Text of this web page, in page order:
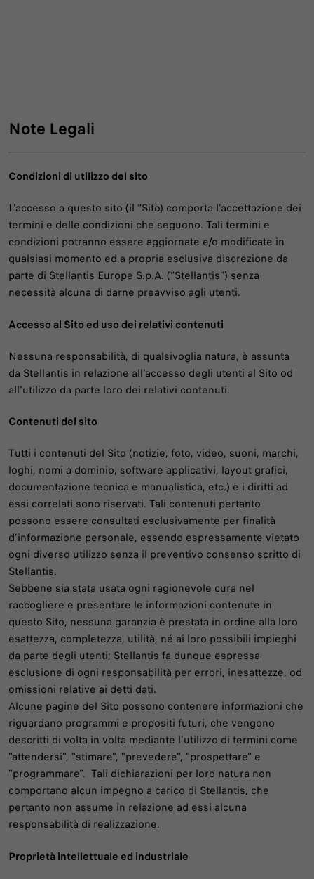
Note Legali
Condizioni di utilizzo del sito
L'accesso a questo sito (il “Sito) comporta l'accettazione dei
termini e delle condizioni che seguono. Tali termini e
condizioni potranno essere aggiornate e/o modificate in
qualsiasi momento ed a propria esclusiva discrezione da
parte di Stellantis Europe S.p.A. (“Stellantis”) senza
necessità alcuna di darne preavviso agli utenti.
Accesso al Sito ed uso dei relativi contenuti
Nessuna responsabilità, di qualsivoglia natura, è assunta
da Stellantis in relazione all'accesso degli utenti al Sito od
all'utilizzo da parte loro dei relativi contenuti.
Contenuti del sito
Tutti i contenuti del Sito (notizie, foto, video, suoni, marchi,
loghi, nomi a dominio, software applicativi, layout grafici,
documentazione tecnica e manualistica, etc.) e i diritti ad
essi correlati sono riservati. Tali contenuti pertanto
possono essere consultati esclusivamente per finalità
d’informazione personale, essendo espressamente vietato
ogni diverso utilizzo senza il preventivo consenso scritto di
Stellantis.
Sebbene sia stata usata ogni ragionevole cura nel
raccogliere e presentare le informazioni contenute in
questo Sito, nessuna garanzia è prestata in ordine alla loro
esattezza, completezza, utilità, né ai loro possibili impieghi
da parte degli utenti; Stellantis fa dunque espressa
esclusione di ogni responsabilità per errori, inesattezze, od
omissioni relative ai detti dati.
Alcune pagine del Sito possono contenere informazioni che
riguardano programmi e propositi futuri, che vengono
descritti di volta in volta mediante l’utilizzo di termini come
"attendersi", "stimare", "prevedere", "prospettare" e
"programmare". Tali dichiarazioni per loro natura non
comportano alcun impegno a carico di Stellantis, che
pertanto non assume in relazione ad essi alcuna
responsabilità di realizzazione.
Proprietà intellettuale ed industriale